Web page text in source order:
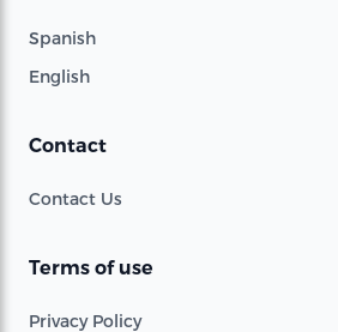
Spanish
English
Contact
Contact Us
Terms of use
Privacy Policy